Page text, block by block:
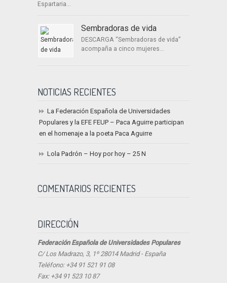
Espartaria...
Sembradoras de vida
DESCARGA “Sembradoras de vida”
acompaña a cinco mujeres...
NOTICIAS RECIENTES
La Federación Española de Universidades
Populares y la EFE FEUP – Paca Aguirre participan
en el homenaje a la poeta Paca Aguirre
Lola Padrón – Hoy por hoy – 25 N
COMENTARIOS RECIENTES
DIRECCIÓN
Federación Española de Universidades Populares
C/ Los Madrazo, 3, 1º 28014 Madrid - España
Teléfono: +34 91 521 91 08
Fax: +34 91 523 10 87